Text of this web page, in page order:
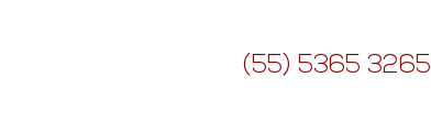
(55) 5365 3265